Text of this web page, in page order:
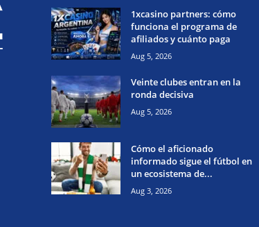
1xcasino partners: cómo
funciona el programa de
afiliados y cuánto paga
Aug 5, 2026
Veinte clubes entran en la
ronda decisiva
Aug 5, 2026
Cómo el aficionado
informado sigue el fútbol en
un ecosistema de...
Aug 3, 2026